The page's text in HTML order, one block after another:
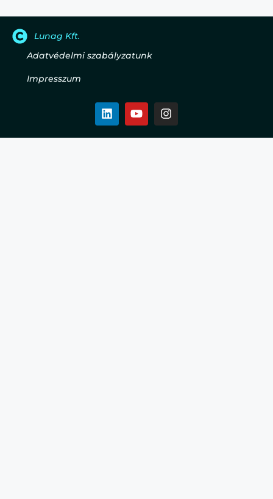
Lunag Kft.
Adatvédelmi szabályzatunk
Impresszum